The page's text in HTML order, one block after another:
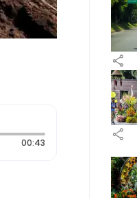
00:43Duración: 43 segundos
share
share